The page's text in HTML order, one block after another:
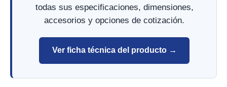
todas sus especificaciones, dimensiones,
accesorios y opciones de cotización.
Ver ficha técnica del producto →